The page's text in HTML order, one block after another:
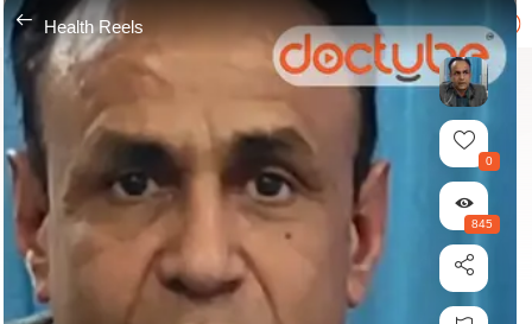
---
Health Reels
0
845